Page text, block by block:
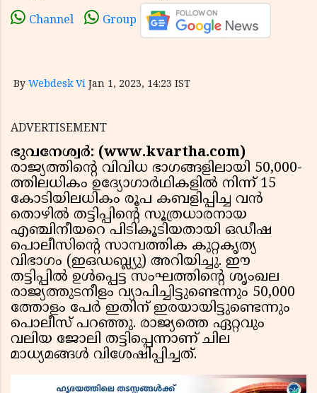
Channel Group
By Webdesk Vi Jan 1, 2023, 14:23 IST
ADVERTISEMENT
ഭുവനേശ്വർ: (www.kvartha.com)
രാജ്യത്തിന്റെ വിവിധ ഭാഗങ്ങളിലായി 50,000-
ത്തിലധികം ഉദ്യോഗാർഥികളിൽ നിന്ന് 15
കോടിയിലധികം രൂപ കബളിപ്പിച്ച വൻ
തൊഴിൽ തട്ടിപ്പിന്റെ സൂത്രധാരനായ
എഞ്ചിനീയറെ പിടികൂടിയതായി ഒഡീഷ
പൊലീസിന്റെ സാമ്പത്തിക കുറ്റകൃത്യ
വിഭാഗം (ഇഒഡബ്ല്യു) അറിയിച്ചു. ഈ
തട്ടിപ്പിൽ ഉൾപ്പെട്ട സംഘത്തിന്റെ ശൃംഖല
രാജ്യത്തുടനീളം വ്യാപിച്ചിട്ടുണ്ടെന്നും 50,000
ത്തോളം പേർ ഇതിന് ഇരയായിട്ടുണ്ടെന്നും
പൊലീസ് പറഞ്ഞു. രാജ്യത്തെ ഏറ്റവും
വലിയ ജോലി തട്ടിപ്പെന്നാണ് ചില
മാധ്യമങ്ങൾ വിശേഷിപ്പിച്ചത്.